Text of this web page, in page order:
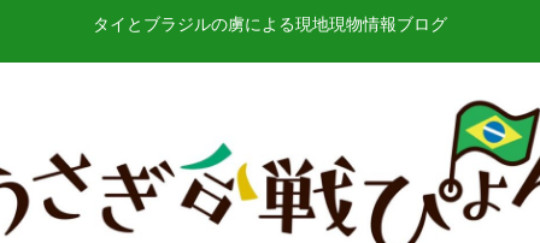
タイとブラジルの虜による現地現物情報ブログ